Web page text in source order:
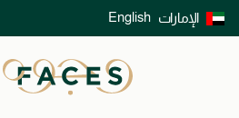
الإمارات English
توصيل سريع على جميع الطلبات ما فوق 299 درهم